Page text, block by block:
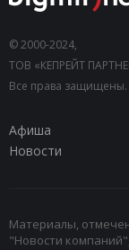
© 2000-2024,
ТОВ «КЕПРЕЙТ
Все права защищены.
Афиша
Новости
Материалы,
"Новости